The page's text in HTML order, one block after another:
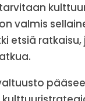
valmis
etsiä ratkaisu,
pääsee